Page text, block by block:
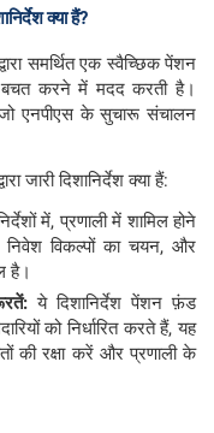
क्याहैं?
समर्थित एक स्वैच्छिक पेंशन
बचत करने में मदद करती है।
जो एनपीएस के सुचारू संचालन
जारी दिशानिर्देश क्या हैं:
में, प्रणाली में शामिल होने
निवेश विकल्पों का चयन, और
है।
ये दिशानिर्देश पेंशन फ़ंड
को निर्धारित करते हैं, यह
की रक्षा करें और प्रणाली के